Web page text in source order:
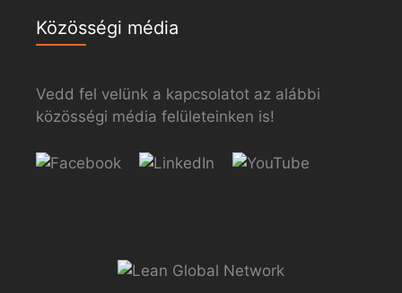
Közösségi média
Vedd fel velünk a kapcsolatot az alábbi
közösségi média felületeinken is!